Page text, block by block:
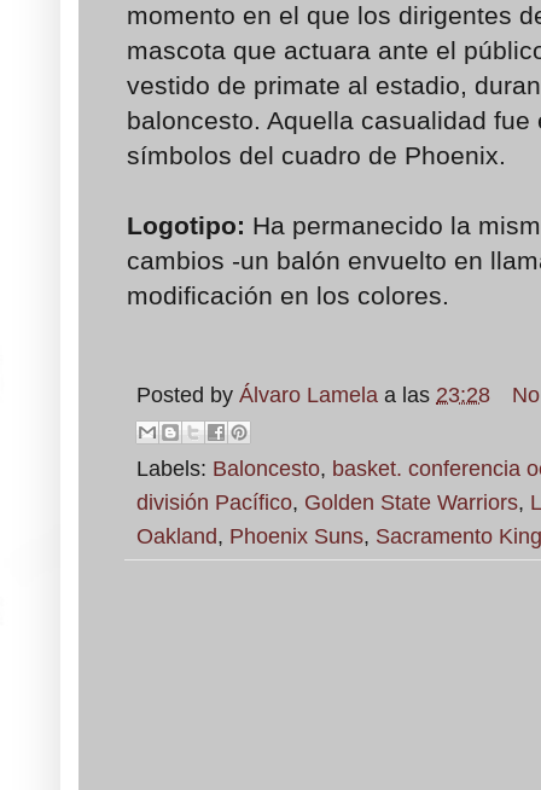
momento en el que los dirigentes
mascota que actuara ante el
vestido de primate al estadio,
baloncesto. Aquella casualidad
símbolos del cuadro de Phoenix.
Logotipo: Ha permanecido la
cambios -un balón envuelto en
modificación en los colores.
Posted by Álvaro Lamela a las 23:28
Labels: Baloncesto, basket. conferencia
división Pacífico, Golden State Warriors,
Oakland, Phoenix Suns, Sacramento